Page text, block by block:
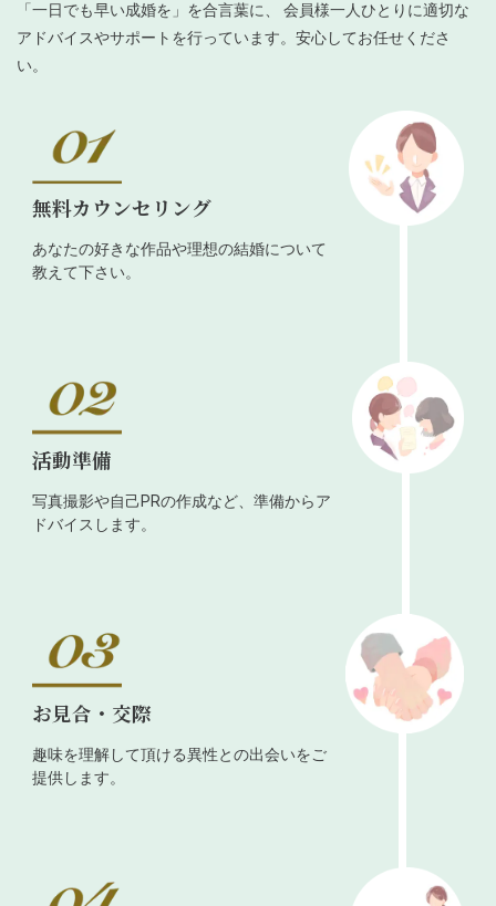
「一日でも早い成婚を」を合言葉に、 会員様一人ひとりに適切な
アドバイスやサポートを行っています。安心してお任せくださ
い。
無料カウンセリング
あなたの好きな作品や理想の結婚について
教えて下さい。
活動準備
写真撮影や自己PRの作成など、準備からア
ドバイスします。
お見合・交際
趣味を理解して頂ける異性との出会いをご
提供します。